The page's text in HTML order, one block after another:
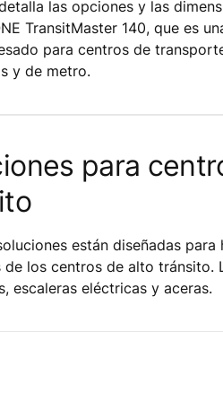
las opciones y las
TransitMaster 140, que es
para centros de
y de metro.
para
están diseñadas
de los centros de alto tránsito.
escaleras eléctricas y aceras.